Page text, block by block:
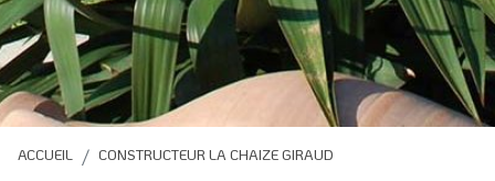
ACCUEIL CONSTRUCTEUR LA CHAIZE GIRAUD